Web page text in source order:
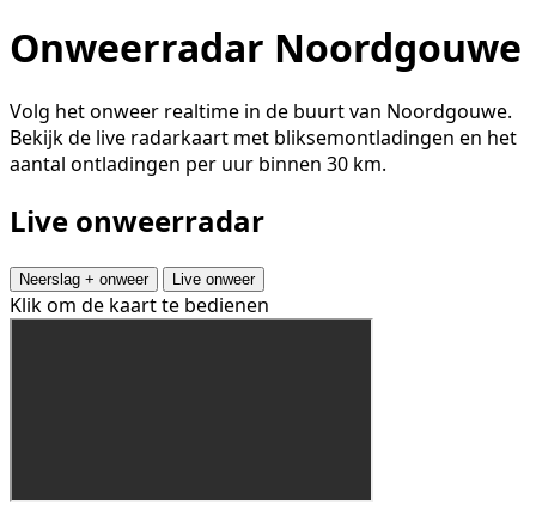
Onweerradar Noordgouwe
Volg het onweer realtime in de buurt van Noordgouwe.
Bekijk de live radarkaart met bliksemontladingen en het
aantal ontladingen per uur binnen 30 km.
Live onweerradar
Neerslag + onweer Live onweer
Klik om de kaart te bedienen